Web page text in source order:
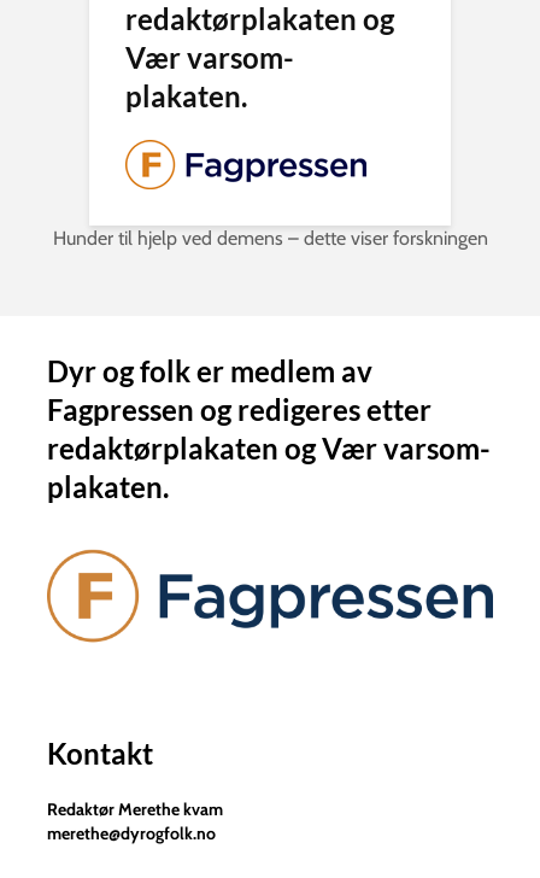
redaktørplakaten og
Vær varsom-
plakaten.
Hunder til hjelp ved demens – dette viser forskningen
Dyr og folk er medlem av
Fagpressen og redigeres etter
redaktørplakaten og Vær varsom-
plakaten.
Kontakt
Redaktør Merethe kvam
merethe@dyrogfolk.no